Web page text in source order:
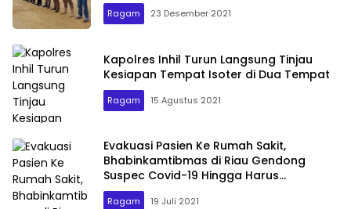
Ragam 23 Desember 2021
Kapolres Inhil Turun Langsung Tinjau
Kesiapan Tempat Isoter di Dua Tempat
Ragam 15 Agustus 2021
Evakuasi Pasien Ke Rumah Sakit,
Bhabinkamtibmas di Riau Gendong
Suspec Covid-19 Hingga Harus
Nyeberangi Sungai
Ragam 19 Juli 2021